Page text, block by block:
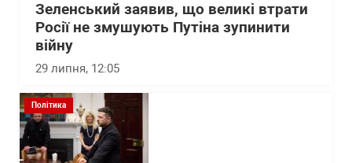
Зеленський заявив, що великі втрати
Росії не змушують Путіна зупинити
війну
29 липня, 12:05
Політика